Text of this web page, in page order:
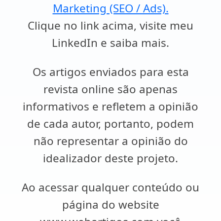
Marketing (SEO / Ads).
Clique no link acima, visite meu
LinkedIn e saiba mais.
Os artigos enviados para esta
revista online são apenas
informativos e refletem a opinião
de cada autor, portanto, podem
não representar a opinião do
idealizador deste projeto.
Ao acessar qualquer conteúdo ou
página do website